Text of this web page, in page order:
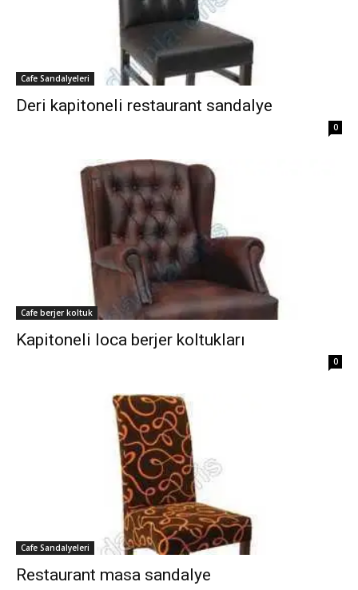
Cafe Sandalyeleri
Deri kapitoneli restaurant sandalye
0
Cafe berjer koltuk
Kapitoneli loca berjer koltukları
0
Cafe Sandalyeleri
Restaurant masa sandalye